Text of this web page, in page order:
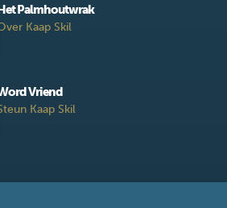
Palmhoutwrak
Kaap Skil
Vriend
Kaap Skil